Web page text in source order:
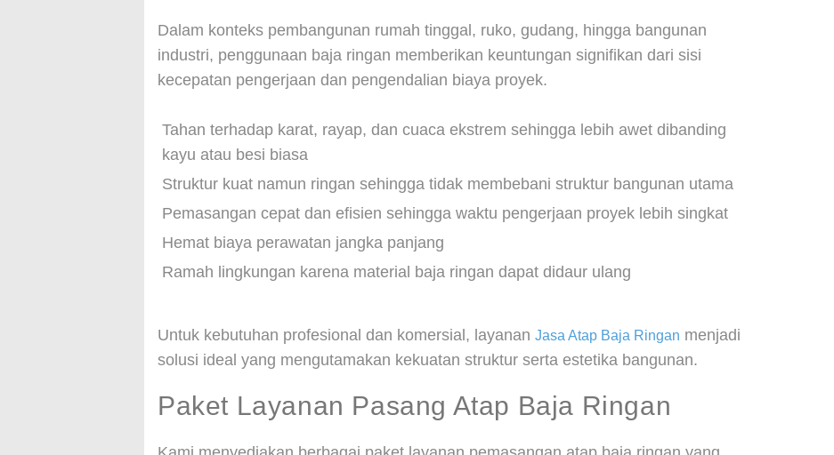
Dalam konteks pembangunan rumah tinggal, ruko, gudang, hingga bangunan
industri, penggunaan baja ringan memberikan keuntungan signifikan dari sisi
kecepatan pengerjaan dan pengendalian biaya proyek.
Tahan terhadap karat, rayap, dan cuaca ekstrem sehingga lebih awet dibanding
kayu atau besi biasa
Struktur kuat namun ringan sehingga tidak membebani struktur bangunan utama
Pemasangan cepat dan efisien sehingga waktu pengerjaan proyek lebih singkat
Hemat biaya perawatan jangka panjang
Ramah lingkungan karena material baja ringan dapat didaur ulang
Untuk kebutuhan profesional dan komersial, layanan Jasa Atap Baja Ringan menjadi
solusi ideal yang mengutamakan kekuatan struktur serta estetika bangunan.
Paket Layanan Pasang Atap Baja Ringan